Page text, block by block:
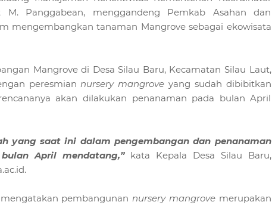
Panggabean, menggandeng Pemkab Asahan dan
mengembangkan tanaman Mangrove sebagai ekowisata
Mangrove di Desa Silau Baru, Kecamatan Silau Laut,
peresmiannursery mangrove yang sudah dibibitkan
akan dilakukan penanaman pada bulan April
yang saat ini dalam pengembangan dan penanaman
April mendatang,”kata Kepala Desa Silau Baru,
pembangunan nursery mangrovemerupakan